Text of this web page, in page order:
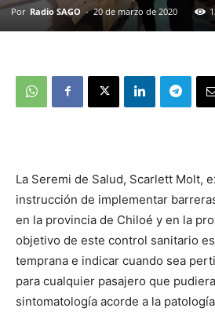
Por Radio SAGO - 20 de marzo de 2020
La Seremi de Salud, Scarlett Molt,
instrucción de implementar
en la provincia de Chiloé y en la
objetivo de este control sanitario
temprana e indicar cuando sea
para cualquier pasajero que
sintomatología acorde a la